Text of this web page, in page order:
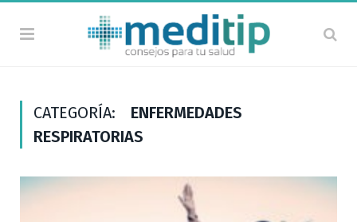
CATEGORÍA:
ENFERMEDADES
RESPIRATORIAS